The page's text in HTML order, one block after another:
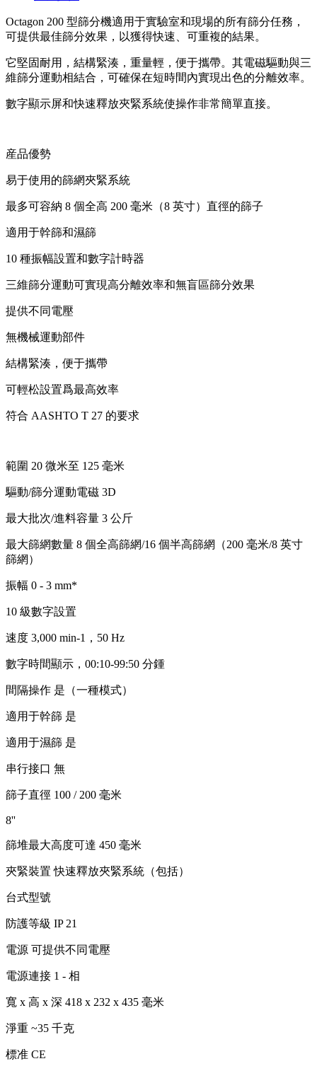
Octagon 200 型篩分機適用于實驗室和現場的所有篩分任務，
可提供最佳篩分效果，以獲得快速、可重複的結果。
它堅固耐用，結構緊湊，重量輕，便于攜帶。其電磁驅動與三
維篩分運動相結合，可確保在短時間內實現出色的分離效率。
數字顯示屏和快速釋放夾緊系統使操作非常簡單直接。
産品優勢
易于使用的篩網夾緊系統
最多可容納 8 個全高 200 毫米（8 英寸）直徑的篩子
適用于幹篩和濕篩
10 種振幅設置和數字計時器
三維篩分運動可實現高分離效率和無盲區篩分效果
提供不同電壓
無機械運動部件
結構緊湊，便于攜帶
可輕松設置爲最高效率
符合 AASHTO T 27 的要求
範圍 20 微米至 125 毫米
驅動/篩分運動電磁 3D
最大批次/進料容量 3 公斤
最大篩網數量 8 個全高篩網/16 個半高篩網（200 毫米/8 英寸
篩網）
振幅 0 - 3 mm*
10 級數字設置
速度 3,000 min-1，50 Hz
數字時間顯示，00:10-99:50 分鍾
間隔操作 是（一種模式）
適用于幹篩 是
適用于濕篩 是
串行接口 無
篩子直徑 100 / 200 毫米
8''
篩堆最大高度可達 450 毫米
夾緊裝置 快速釋放夾緊系統（包括）
台式型號
防護等級 IP 21
電源 可提供不同電壓
電源連接 1 - 相
寬 x 高 x 深 418 x 232 x 435 毫米
淨重 ~35 千克
標准 CE